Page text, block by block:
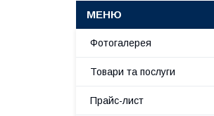
Фотогалерея
Товари та послуги
Прайс-лист